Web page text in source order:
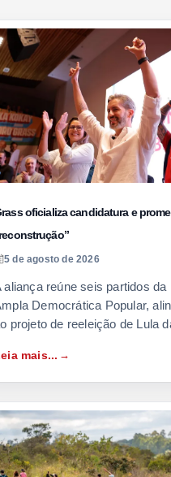
oficializa candidatura e
5 de agosto de 2026
aliança reúne seis partidos da
Democrática Popular,
projeto de reeleição de Lula
mais...